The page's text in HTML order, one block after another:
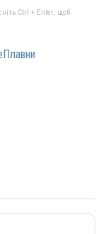
Ctrl + Enter, щоб